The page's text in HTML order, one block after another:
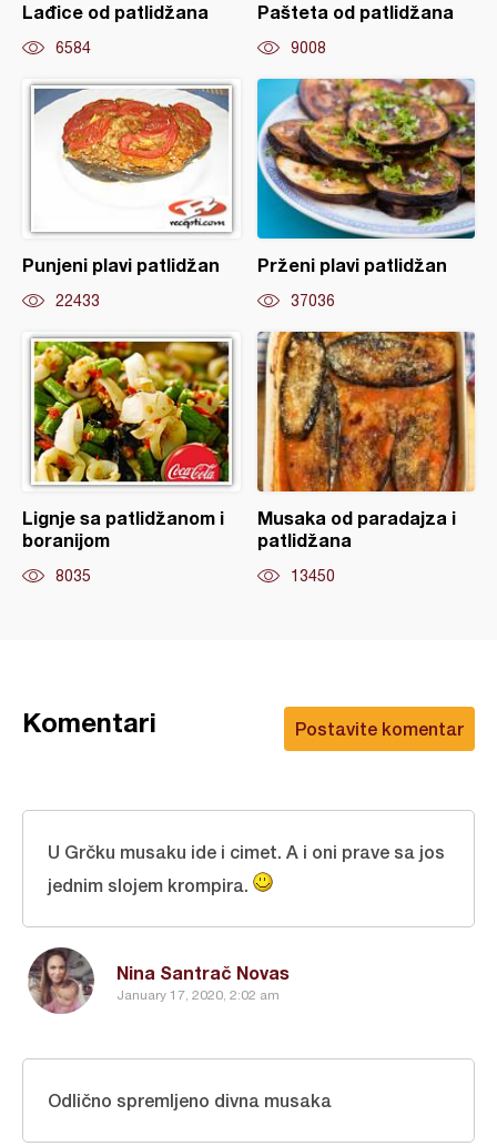
Lađice od patlidžana
6584
Pašteta od patlidžana
9008
Punjeni plavi patlidžan
22433
Prženi plavi patlidžan
37036
Lignje sa patlidžanom i
boranijom
8035
Musaka od paradajza i
patlidžana
13450
Postavite komentar
Komentari
Nina Santrač Novas
January 17, 2020, 2:02 am
U Grčku musaku ide i cimet. A i oni prave sa jos
jednim slojem krompira.
Odlično spremljeno divna musaka